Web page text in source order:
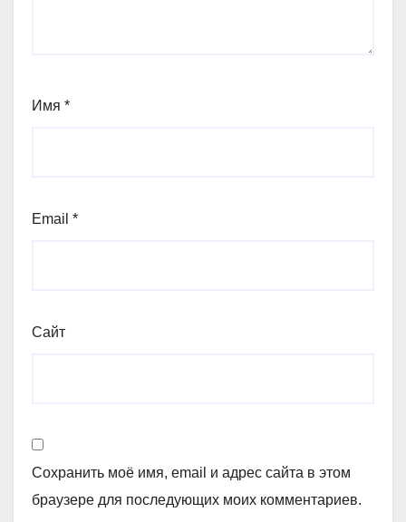
Имя *
Email *
Сайт
Сохранить моё имя, email и адрес сайта в этом
браузере для последующих моих комментариев.